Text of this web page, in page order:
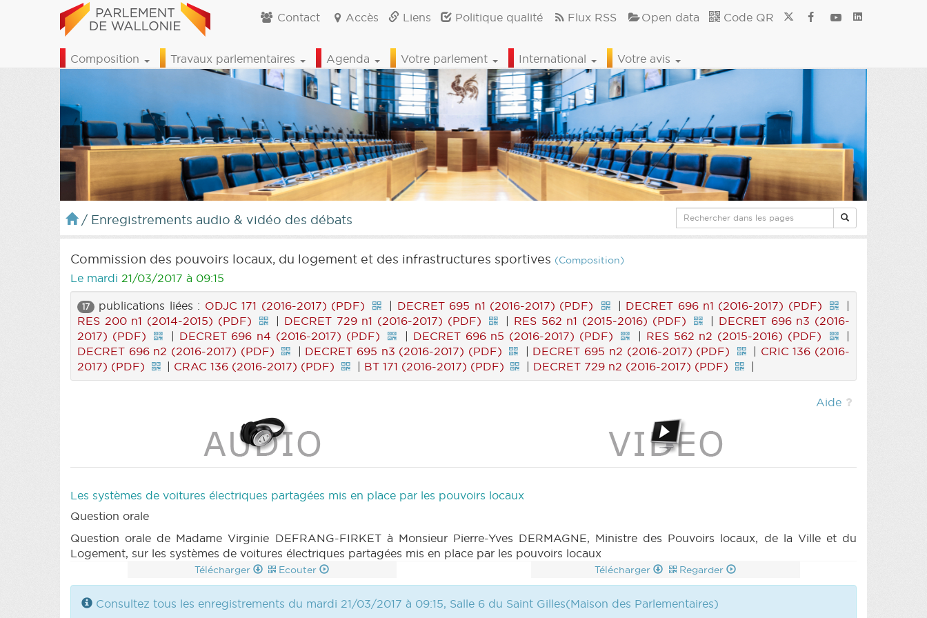
Contact Accès Liens Politique qualité Flux RSS Open data Code QR
Composition Travaux parlementaires Agenda Votre parlement International Votre avis
/ Enregistrements audio & vidéo des débats
Commission des pouvoirs locaux, du logement et des infrastructures sportives (Composition)
Le mardi 21/03/2017 à 09:15
17 publications liées : ODJC 171 (2016-2017) (PDF) | DECRET 695 n1 (2016-2017) (PDF) | DECRET 696 n1 (2016-2017) (PDF)
|
RES 200 n1 (2014-2015) (PDF)
| DECRET 729 n1 (2016-2017) (PDF) | RES 562 n1 (2015-2016) (PDF) | DECRET 696 n3 (2016-
2017) (PDF)
| DECRET 696 n4 (2016-2017) (PDF) | DECRET 696 n5 (2016-2017) (PDF) | RES 562 n2 (2015-2016) (PDF)
|
DECRET 696 n2 (2016-2017) (PDF)
| DECRET 695 n3 (2016-2017) (PDF) | DECRET 695 n2 (2016-2017) (PDF) | CRIC 136 (2016-
2017) (PDF)
| CRAC 136 (2016-2017) (PDF) | BT 171 (2016-2017) (PDF) | DECRET 729 n2 (2016-2017) (PDF) |
Aide
Les systèmes de voitures électriques partagées mis en place par les pouvoirs locaux
Question orale
Question orale de Madame Virginie DEFRANG-FIRKET à Monsieur Pierre-Yves DERMAGNE, Ministre des Pouvoirs locaux, de la Ville et du
Logement, sur les systèmes de voitures électriques partagées mis en place par les pouvoirs locaux
Télécharger Ecouter Télécharger Regarder
Consultez tous les enregistrements du mardi 21/03/2017 à 09:15, Salle 6 du Saint Gilles(Maison des Parlementaires)